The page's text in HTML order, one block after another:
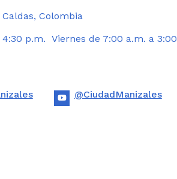
Colombia
p.m. Viernes de 7:00 a.m. a 3:00
@CiudadManizales